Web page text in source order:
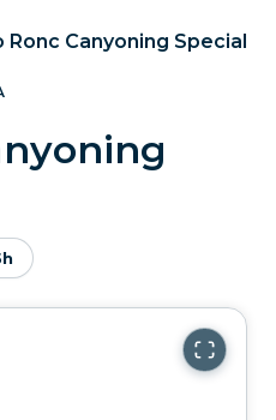
Ronc Canyoning Special